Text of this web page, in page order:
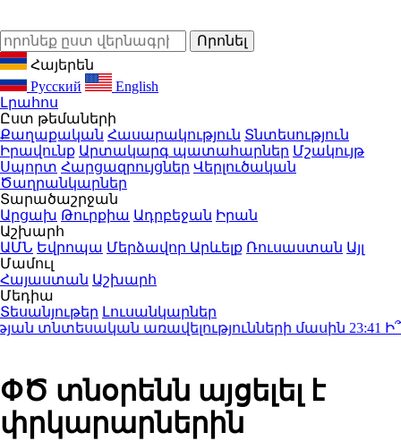
Հայերեն
Русский
English
Լրահոս
Ըստ թեմաների
Քաղաքական Հասարակություն Տնտեսություն
Իրավունք Արտակարգ պատահարներ Մշակույթ
Սպորտ Հարցազրույցներ Վերլուծական
Ծաղրանկարներ
Տարածաշրջան
Արցախ Թուրքիա Ադրբեջան Իրան
Աշխարհ
ԱՄՆ Եվրոպա Մերձավոր Արևելք Ռուսաստան Այլ
Մամուլ
Հայաստան Աշխարհ
Մեդիա
Տեսանյութեր Լուսանկարներ
առավելությունների մասին23:41 Ի՞նչ
ՓԾ տնօրենն այցելել է
փրկարարներին